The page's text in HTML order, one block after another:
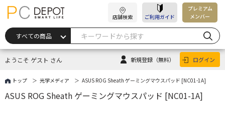
店舗検索 ご利用ガイド
プレミアム
メンバー
ようこそ ゲスト さん 新規登録 （無料） ログイン
トップ 光学メディア ASUS ROG Sheath ゲーミングマウスパッド [NC01-1A]
ASUS ROG Sheath ゲーミングマウスパッド [NC01-1A]